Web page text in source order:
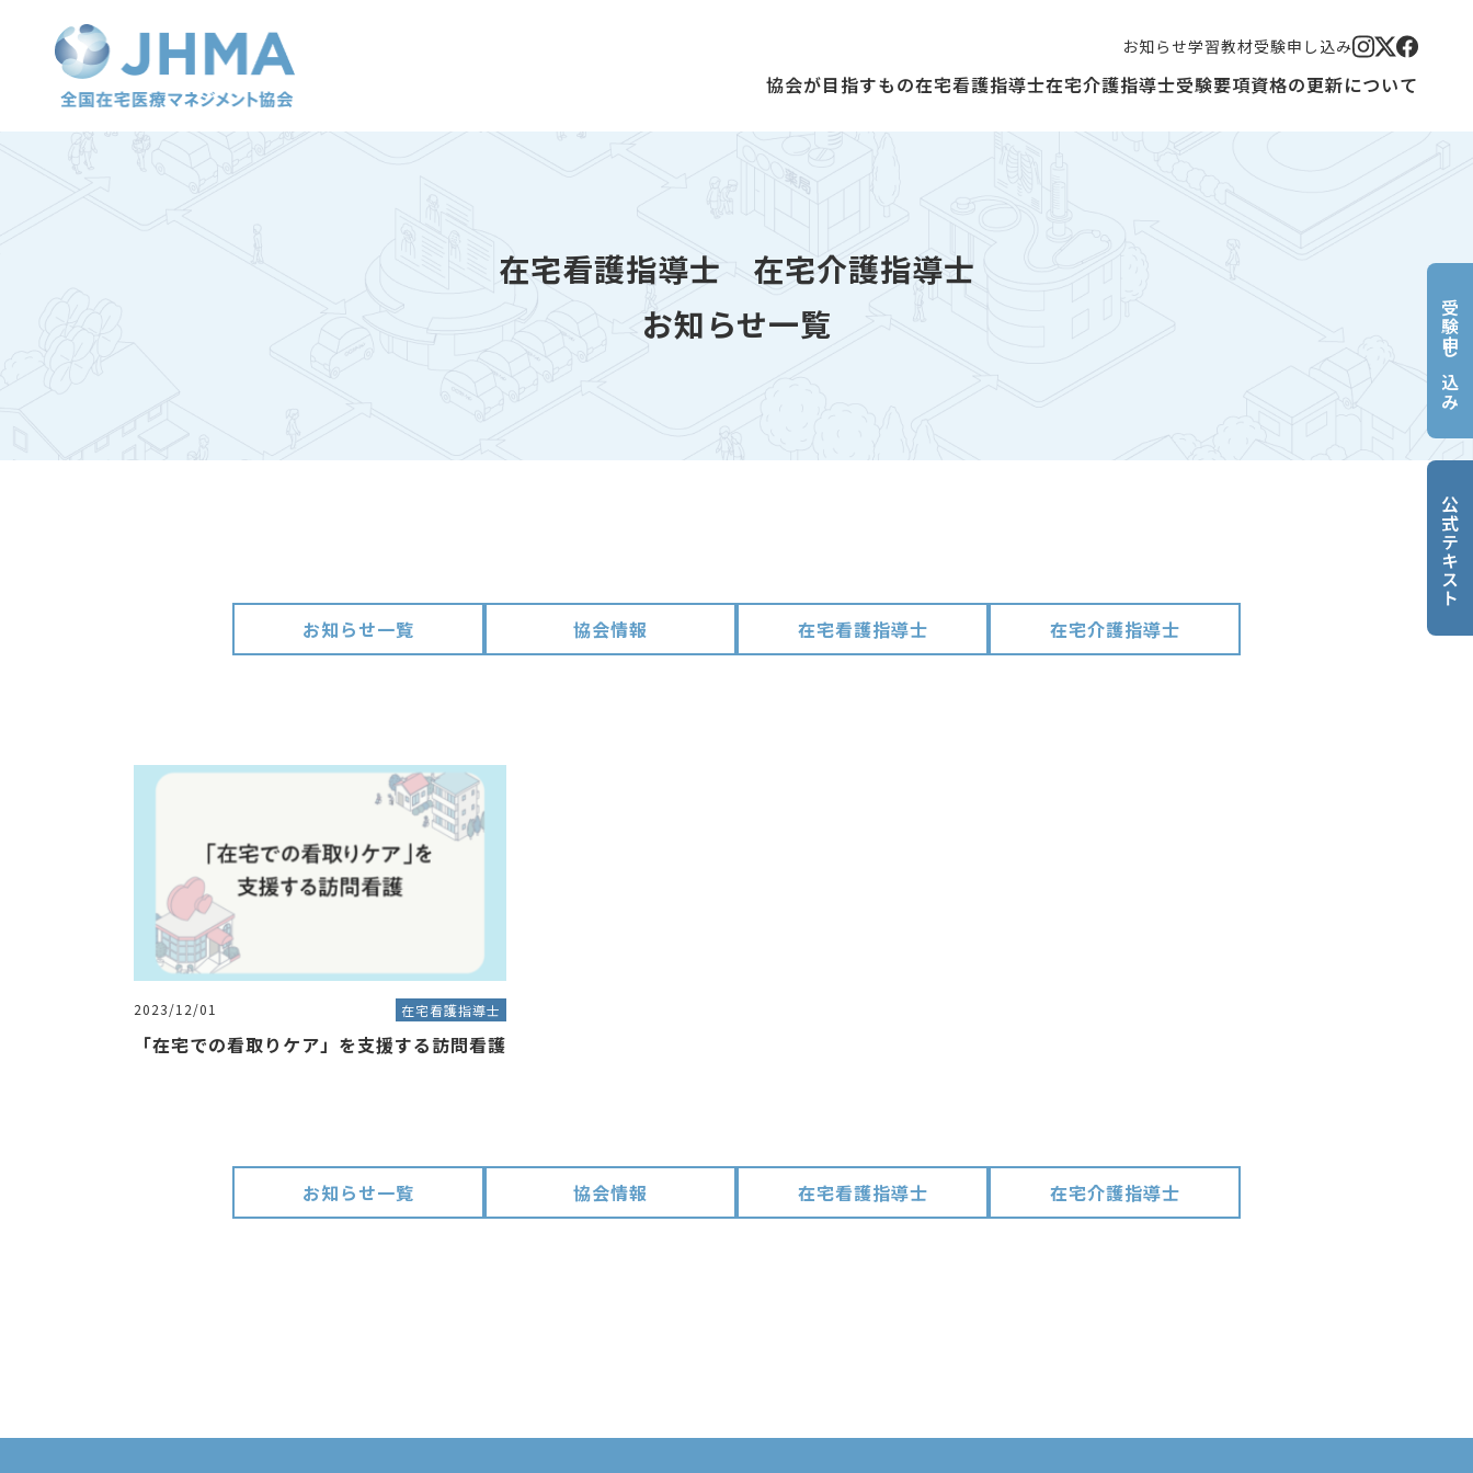
お知らせ学習教材受験申し込み
協会が目指すもの在宅看護指導士在宅介護指導士受験要項資格の更新について
受験申し込み
公式テキスト
在宅看護指導士
在宅介護指導士
お知らせ一覧
お知らせ一覧 協会情報 在宅看護指導士 在宅介護指導士
2023/12/01 在宅看護指導士
「在宅での看取りケア」を支援する訪問看護
お知らせ一覧 協会情報 在宅看護指導士 在宅介護指導士